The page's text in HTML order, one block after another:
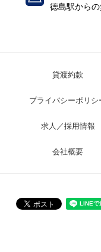
徳島駅からの
貸渡約款
プライバシーポリシ
求人／採用情報
会社概要